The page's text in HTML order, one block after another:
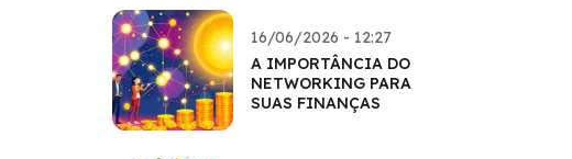
16/06/2026 - 12:27
A IMPORTÂNCIA DO
NETWORKING PARA
SUAS FINANÇAS